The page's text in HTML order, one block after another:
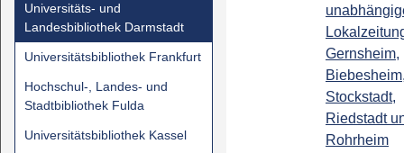
Universitäts- und
Landesbibliothek Darmstadt
Universitätsbibliothek Frankfurt
Hochschul-, Landes- und
Stadtbibliothek Fulda
Universitätsbibliothek Kassel
Gernsheim,
Stockstadt,
Riedstadt
Rohrheim